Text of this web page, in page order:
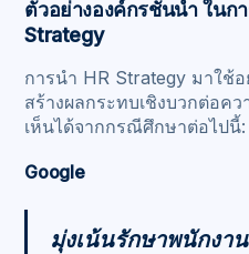
ตัวอย่างองค์กรชั้นนำ ในกา
Strategy
การนำ HR Strategy มาใช้
สร้างผลกระทบเชิงบวกต่อคว
เห็นได้จากกรณีศึกษาต่อไปนี้:
Google
มุ่งเน้นรักษาพนักงา